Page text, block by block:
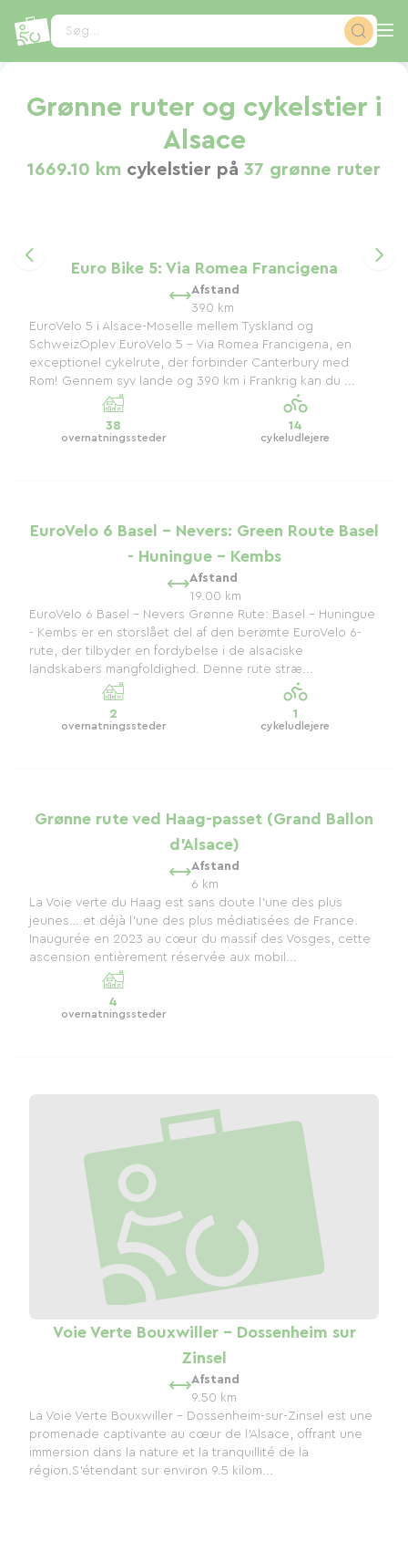
Søg...
Grønne ruter og cykelstier i
Alsace
1669.10 km cykelstier på 37 grønne ruter
Euro Bike 5: Via Romea Francigena
Afstand
390 km
EuroVelo 5 i Alsace-Moselle mellem Tyskland og
SchweizOplev EuroVelo 5 - Via Romea Francigena, en
exceptionel cykelrute, der forbinder Canterbury med
Rom! Gennem syv lande og 390 km i Frankrig kan du ...
38
overnatningssteder
14
cykeludlejere
EuroVelo 6 Basel - Nevers: Green Route Basel
- Huningue - Kembs
Afstand
19.00 km
EuroVelo 6 Basel - Nevers Grønne Rute: Basel - Huningue
- Kembs er en storslået del af den berømte EuroVelo 6-
rute, der tilbyder en fordybelse i de alsaciske
landskabers mangfoldighed. Denne rute stræ...
2
overnatningssteder
1
cykeludlejere
Grønne rute ved Haag-passet (Grand Ballon
d'Alsace)
Afstand
6 km
La Voie verte du Haag est sans doute l'une des plus
jeunes… et déjà l'une des plus médiatisées de France.
Inaugurée en 2023 au cœur du massif des Vosges, cette
ascension entièrement réservée aux mobil...
4
overnatningssteder
Voie Verte Bouxwiller - Dossenheim sur
Zinsel
Afstand
9.50 km
La Voie Verte Bouxwiller - Dossenheim-sur-Zinsel est une
promenade captivante au cœur de l'Alsace, offrant une
immersion dans la nature et la tranquillité de la
région.S’étendant sur environ 9.5 kilom...
CCookie-styringspanel